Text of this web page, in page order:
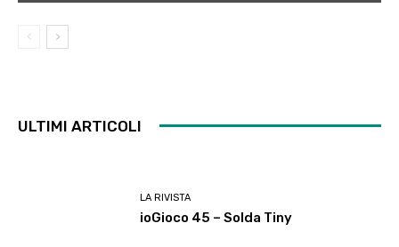
ULTIMI ARTICOLI
LA RIVISTA
ioGioco 45 – Solda Tiny